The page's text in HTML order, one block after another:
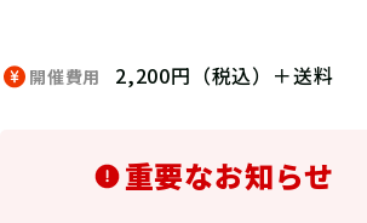
開催費用 2,200円（税込）＋送料
重要なお知らせ